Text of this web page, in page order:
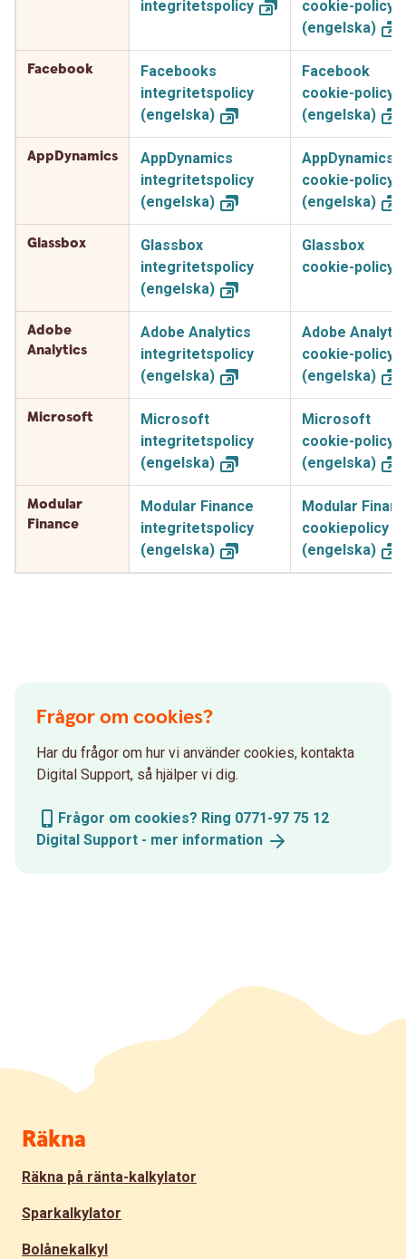
integritetspolicy
cookie-policy
(engelska)
Facebook
Facebooks
integritetspolicy
(engelska)
Facebook
cookie-policy
(engelska)
AppDynamics
AppDynamics
integritetspolicy
(engelska)
AppDynamics
cookie-policy
(engelska)
Glassbox
Glassbox
integritetspolicy
(engelska)
Glassbox
cookie-policy
Adobe
Analytics
Adobe Analytics
integritetspolicy
(engelska)
Adobe
cookie-policy
(engelska)
Microsoft
Microsoft
integritetspolicy
(engelska)
Microsoft
cookie-policy
(engelska)
Modular
Finance
Modular Finance
integritetspolicy
(engelska)
Modular
cookiepolicy
(engelska)
Frågor om cookies?
Har du frågor om hur vi använder cookies, kontakta
Digital Support, så hjälper vi dig.
Frågor om cookies? Ring 0771-97 75 12
Digital Support - mer information
Sidfot
Räkna
Räkna på ränta-kalkylator
Sparkalkylator
Bolånekalkyl